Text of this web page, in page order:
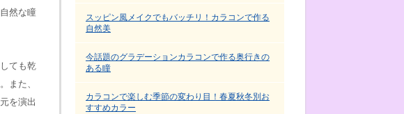
然な瞳
ても乾
また、
を演出
スッピン風メイクでもバッチリ！カラコンで作る
自然美
今話題のグラデーションカラコンで作る奥行きの
ある瞳
カラコンで楽しむ季節の変わり目！春夏秋冬別お
すすめカラー